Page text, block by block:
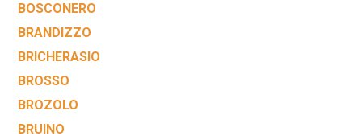
BOSCONERO
BRANDIZZO
BRICHERASIO
BROSSO
BROZOLO
BRUINO